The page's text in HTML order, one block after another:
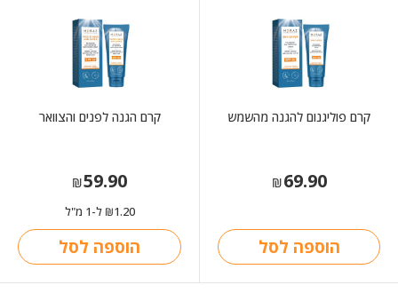
קרם פוליגנום להגנה מהשמש
₪69.90
הוספה לסל
קרם הגנה לפנים והצוואר
₪59.90
₪1.20 ל-1 מ"ל
הוספה לסל